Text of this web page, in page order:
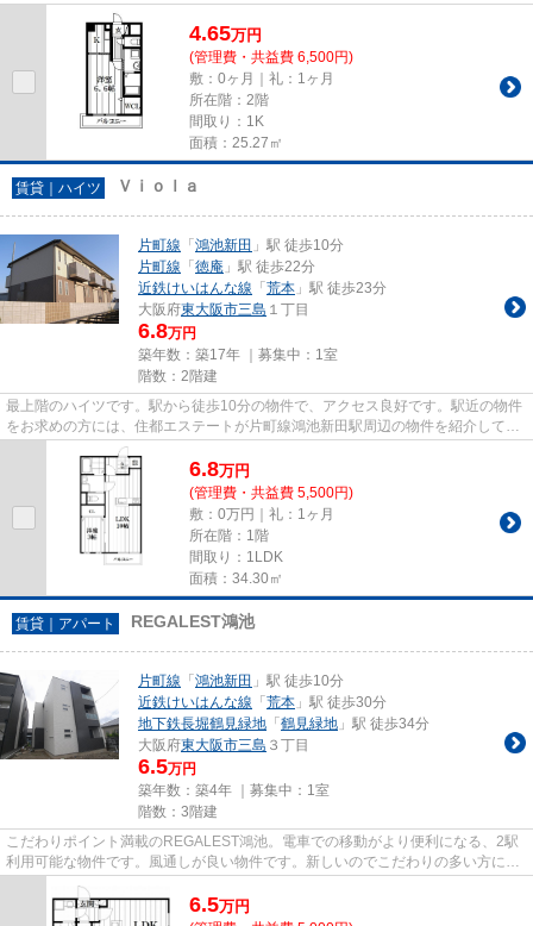
です。もちろん、店舗へのご...
4.65万円
(管理費・共益費 6,500円)
敷：0ヶ月｜礼：1ヶ月
所在階：2階
間取り：1K
面積：25.27㎡
賃貸｜ハイツ Ｖｉｏｌａ
片町線 「 鴻池新田 」駅 徒歩10分
片町線 「 徳庵 」駅 徒歩22分
近鉄けいはんな線 「 荒本 」駅 徒歩23分
大阪府東大阪市三島 １丁目
6.8万円
築年数：築17年 ｜募集中： 1室
階数：2階建
最上階のハイツです。駅から徒歩10分の物件で、アクセス良好です。駅近の物件
をお求めの方には、住都エステートが片町線鴻池新田駅周辺の物件を紹介してお
6.8万円
(管理費・共益費 5,500円)
敷：0万円｜礼：1ヶ月
所在階：1階
間取り：1LDK
面積：34.30㎡
賃貸｜アパート REGALEST鴻池
片町線 「 鴻池新田 」駅 徒歩10分
近鉄けいはんな線 「 荒本 」駅 徒歩30分
地下鉄長堀鶴見緑地 「 鶴見緑地 」駅 徒歩34分
大阪府東大阪市三島 ３丁目
6.5万円
築年数：築4年 ｜募集中： 1室
階数：3階建
こだわりポイント満載のREGALEST鴻池。電車での移動がより便利になる、2駅
利用可能な物件です。風通しが良い物件です。新しいのでこだわりの多い方にも
おすすめの築浅物件です。できる...
6.5万円